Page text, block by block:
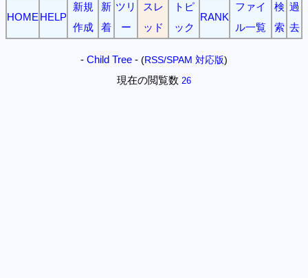
HOME HELP
新規
作成
新
着
ツリ
ー
スレ
ッド
トピ
ック
RANK
ファイ
ル一覧
検
索
過
去
- Child Tree - (RSS/SPAM 対応版)
現在の閲覧数 26